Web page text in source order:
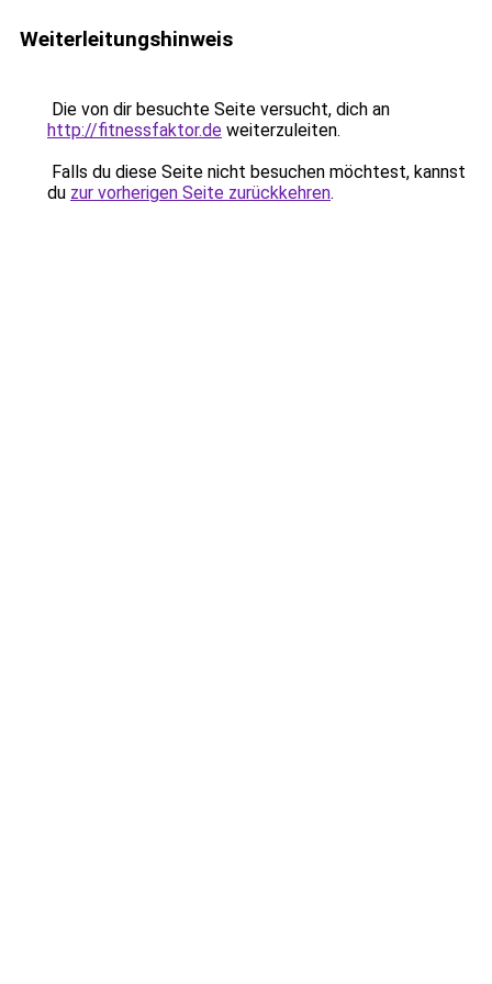
Weiterleitungshinweis
Die von dir besuchte Seite versucht, dich an
http://fitnessfaktor.de weiterzuleiten.
Falls du diese Seite nicht besuchen möchtest, kannst
du zur vorherigen Seite zurückkehren.